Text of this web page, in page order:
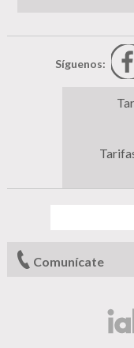
Síguenos:
Comunícate